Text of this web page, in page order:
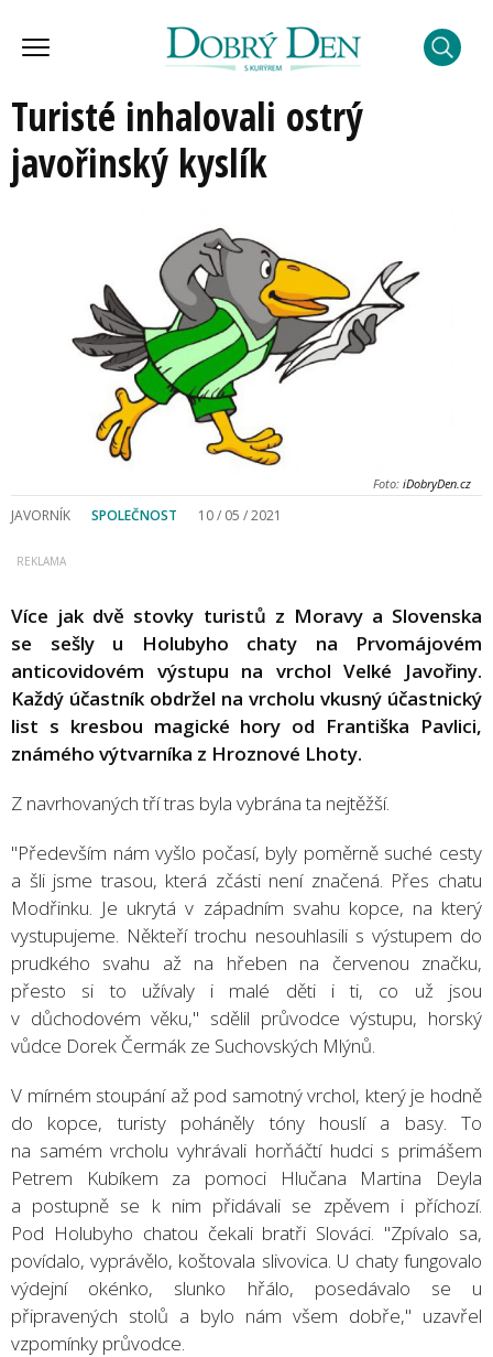
Turisté inhalovali ostrý
javořinský kyslík
Foto: iDobryDen.cz
JAVORNÍK SPOLEČNOST 10 / 05 / 2021
Více jak dvě stovky turistů z Moravy a Slovenska
se sešly u Holubyho chaty na Prvomájovém
anticovidovém výstupu na vrchol Velké Javořiny.
Každý účastník obdržel na vrcholu vkusný účastnický
list s kresbou magické hory od Františka Pavlici,
známého výtvarníka z Hroznové Lhoty.
Z navrhovaných tří tras byla vybrána ta nejtěžší.
"Především nám vyšlo počasí, byly poměrně suché cesty
a šli jsme trasou, která zčásti není značená. Přes chatu
Modřinku. Je ukrytá v západním svahu kopce, na který
vystupujeme. Někteří trochu nesouhlasili s výstupem do
prudkého svahu až na hřeben na červenou značku,
přesto si to užívaly i malé děti i ti, co už jsou
v důchodovém věku," sdělil průvodce výstupu, horský
vůdce Dorek Čermák ze Suchovských Mlýnů.
V mírném stoupání až pod samotný vrchol, který je hodně
do kopce, turisty poháněly tóny houslí a basy. To
na samém vrcholu vyhrávali horňáčtí hudci s primášem
Petrem Kubíkem za pomoci Hlučana Martina Deyla
a postupně se k nim přidávali se zpěvem i příchozí.
Pod Holubyho chatou čekali bratři Slováci. "Zpívalo sa,
povídalo, vyprávělo, koštovala slivovica. U chaty fungovalo
výdejní okénko, slunko hřálo, posedávalo se u
připravených stolů a bylo nám všem dobře," uzavřel
vzpomínky průvodce.